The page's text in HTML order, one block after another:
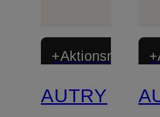
+Aktionsrabatt
AUTRY